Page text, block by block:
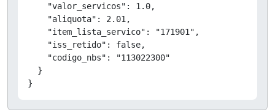
    "valor_servicos": 1.0,
    "aliquota": 2.01,
    "item_lista_servico": "171901",
    "iss_retido": false,
    "codigo_nbs": "113022300"
  }
}